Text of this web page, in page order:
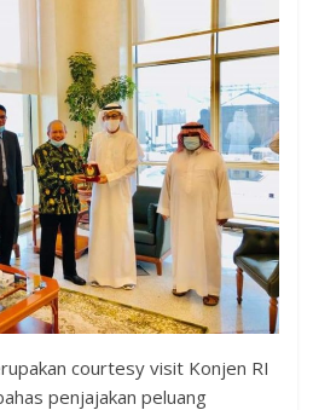
courtesy visit Konjen RI
penjajakan peluang